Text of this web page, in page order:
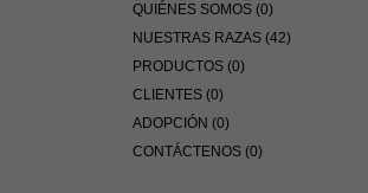
QUIÉNES SOMOS (0)
NUESTRAS RAZAS (42)
PRODUCTOS (0)
CLIENTES (0)
ADOPCIÓN (0)
CONTÁCTENOS (0)